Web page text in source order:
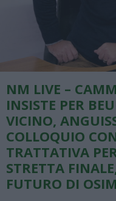
NM LIVE –
INSISTE PER
VICINO,
COLLOQUIO
TRATTATIVA
STRETTA
FUTURO DI